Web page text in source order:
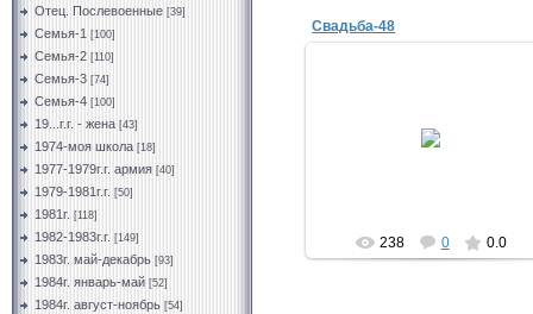
Отец. Послевоенные [39]
Семья-1 [100]
Семья-2 [110]
Семья-3 [74]
Семья-4 [100]
19...г.г. - жена [43]
1974-моя школа [18]
1977-1979г.г. армия [40]
1979-1981г.г. [50]
1981г. [118]
1982-1983г.г. [149]
1983г. май-декабрь [93]
1984г. январь-май [52]
1984г. август-ноябрь [54]
Свадьба-48
238 0 0.0